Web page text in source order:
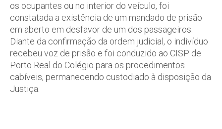
os ocupantes ou no interior do veículo, foi
constatada a existência de um mandado de prisão
em aberto em desfavor de um dos passageiros.
Diante da confirmação da ordem judicial, o indivíduo
recebeu voz de prisão e foi conduzido ao CISP de
Porto Real do Colégio para os procedimentos
cabíveis, permanecendo custodiado à disposição da
Justiça.